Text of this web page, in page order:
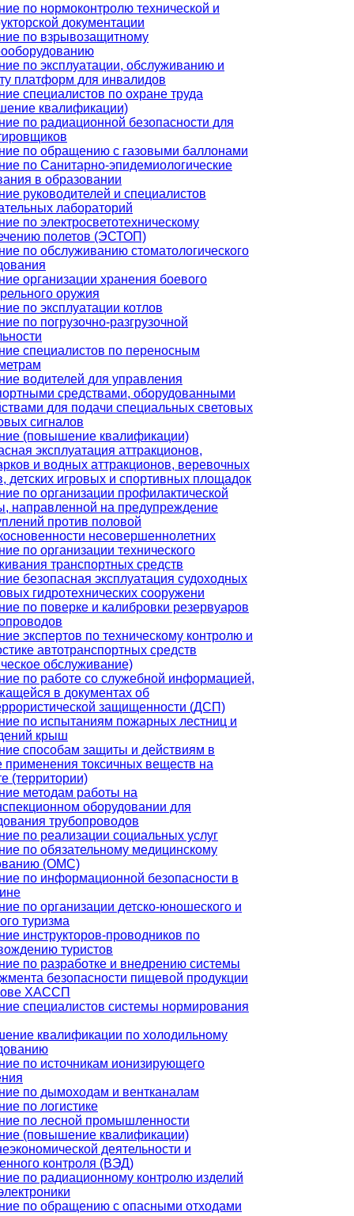
по нормоконтролю технической и
документации
по взрывозащитному
по эксплуатации, обслуживанию и
платформ для инвалидов
специалистов по охране труда
квалификации)
по радиационной безопасности для
по обращению с газовыми баллонами
по Санитарно-эпидемиологические
в образовании
руководителей и специалистов
лабораторий
по электросветотехническому
полетов (ЭСТОП)
по обслуживанию стоматологического
организации хранения боевого
оружия
по эксплуатации котлов
по погрузочно-разгрузочной
специалистов по переносным
водителей для управления
средствами, оборудованными
для подачи специальных световых
сигналов
(повышение квалификации)
эксплуатация аттракционов,
и водных аттракционов, веревочных
детских игровых и спортивных площадок
по организации профилактической
направленной на предупреждение
против половой
несовершеннолетних
по организации технического
транспортных средств
безопасная эксплуатация судоходных
гидротехнических сооружени
по поверке и калибровки резервуаров
экспертов по техническому контролю и
автотранспортных средств
обслуживание)
по работе со служебной информацией,
в документах об
защищенности (ДСП)
по испытаниям пожарных лестниц и
крыш
способам защиты и действиям в
применения токсичных веществ на
(территории)
методам работы на
оборудовании для
трубопроводов
по реализации социальных услуг
по обязательному медицинскому
(ОМС)
по информационной безопасности в
по организации детско-юношеского и
туризма
инструкторов-проводников по
туристов
по разработке и внедрению системы
безопасности пищевой продукции
ХАССП
специалистов системы нормирования
квалификации по холодильному
по источникам ионизирующего
по дымоходам и вентканалам
по логистике
по лесной промышленности
(повышение квалификации)
деятельности и
контроля (ВЭД)
по радиационному контролю изделий
по обращению с опасными отходами